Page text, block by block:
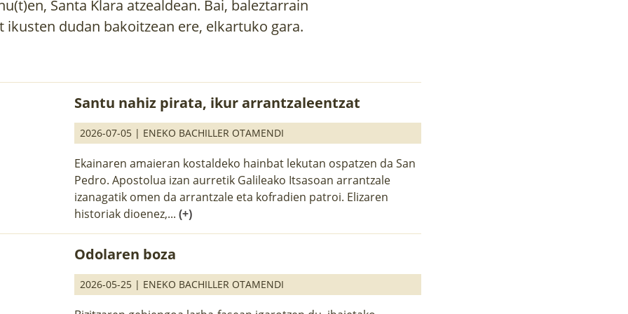
Santa Klara atzealdean. Bai, baleztarrain
ikusten dudan bakoitzean ere, elkartuko gara.
Santu nahiz pirata, ikur arrantzaleentzat
2026-07-05 | ENEKO BACHILLER OTAMENDI
Ekainaren amaieran kostaldeko hainbat lekutan ospatzen da San
Pedro. Apostolua izan aurretik Galileako Itsasoan arrantzale
izanagatik omen da arrantzale eta kofradien patroi. Elizaren
historiak dioenez,...(+)
Odolaren boza
2026-05-25 | ENEKO BACHILLER OTAMENDI